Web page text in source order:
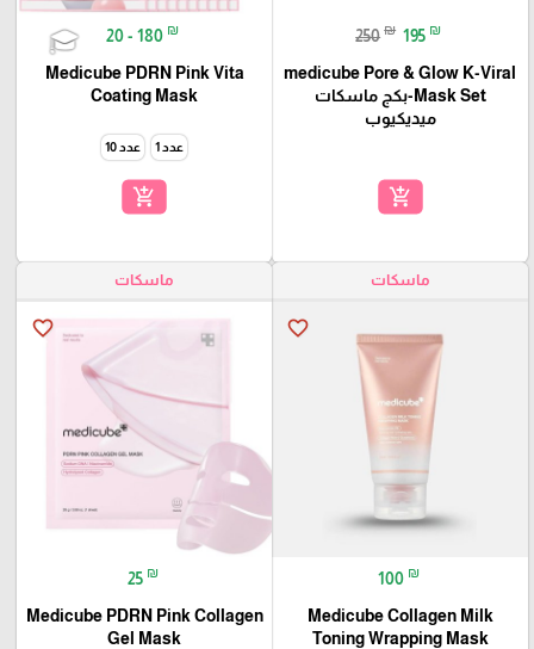
250 ₪ 195 ₪
medicube Pore & Glow K-Viral
Mask Set-بكج ماسكات
ميديكيوب
add_shopping_cart
20 - 180 ₪
Medicube PDRN Pink Vita
Coating Mask
عدد 1 عدد 10
add_shopping_cart
ماسكات
favorite_border
100 ₪
Medicube Collagen Milk
Toning Wrapping Mask
ماسكات
favorite_border
25 ₪
Medicube PDRN Pink Collagen
Gel Mask